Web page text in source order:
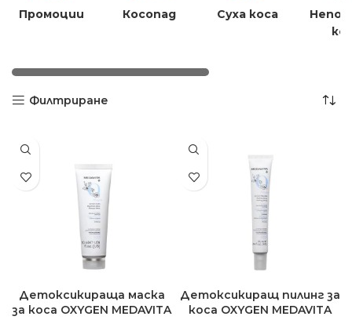
Промоции Косопад Суха коса
Филтриране
Детоксикираща маска
за коса OXYGEN MEDAVITA
Детоксикиращ пилинг за
коса OXYGEN MEDAVITA